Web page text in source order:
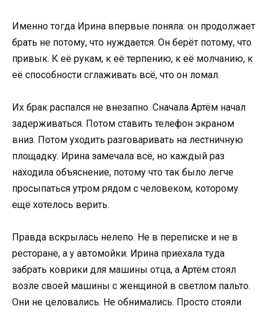
Именно тогда Ирина впервые поняла: он продолжает
брать не потому, что нуждается. Он берёт потому, что
привык. К её рукам, к её терпению, к её молчанию, к
её способности сглаживать всё, что он ломал.
Их брак распался не внезапно. Сначала Артём начал
задерживаться. Потом ставить телефон экраном
вниз. Потом уходить разговаривать на лестничную
площадку. Ирина замечала всё, но каждый раз
находила объяснение, потому что так было легче
просыпаться утром рядом с человеком, которому
ещё хотелось верить.
Правда вскрылась нелепо. Не в переписке и не в
ресторане, а у автомойки. Ирина приехала туда
забрать коврики для машины отца, а Артём стоял
возле своей машины с женщиной в светлом пальто.
Они не целовались. Не обнимались. Просто стояли